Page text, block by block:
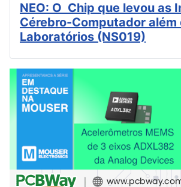
NEO: O Chip que levou as
Cérebro-Computador além
Laboratórios (NS019)